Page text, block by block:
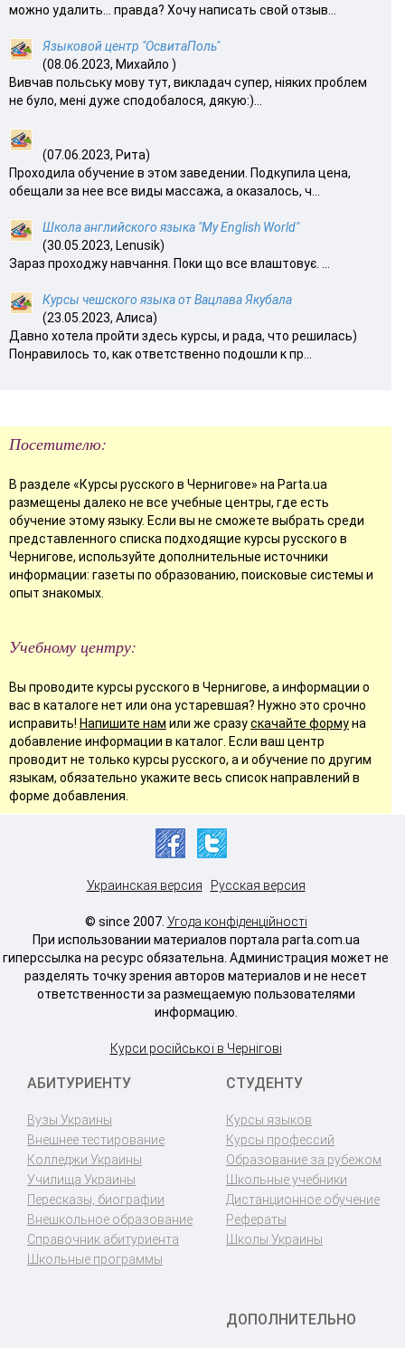
можно удалить… правда? Хочу написать свой отзыв...
Языковой центр "ОсвитаПоль"
(08.06.2023, Михайло )
Вивчав польську мову тут, викладач супер, ніяких проблем
не було, мені дуже сподобалося, дякую:)...
(07.06.2023, Рита)
Проходила обучение в этом заведении. Подкупила цена,
обещали за нее все виды массажа, а оказалось, ч...
Школа английского языка "My English World"
(30.05.2023, Lenusik)
Зараз проходжу навчання. Поки що все влаштовує. ...
Курсы чешского языка от Вацлава Якубала
(23.05.2023, Алиса)
Давно хотела пройти здесь курсы, и рада, что решилась)
Понравилось то, как ответственно подошли к пр...
Посетителю:
В разделе «Курсы русского в Чернигове» на Parta.ua
размещены далеко не все учебные центры, где есть
обучение этому языку. Если вы не сможете выбрать среди
представленного списка подходящие курсы русского в
Чернигове, используйте дополнительные источники
информации: газеты по образованию, поисковые системы и
опыт знакомых.
Учебному центру:
Вы проводите курсы русского в Чернигове, а информации о
вас в каталоге нет или она устаревшая? Нужно это срочно
исправить! Напишите нам или же сразускачайте формуна
добавление информации в каталог. Если ваш центр
проводит не только курсы русского, а и обучение по другим
языкам, обязательно укажите весь список направлений в
форме добавления.
Украинская версия Русская версия
© since 2007. Угода конфіденційності
При использовании материалов портала parta.com.ua
гиперссылка на ресурс обязательна. Администрация может не
разделять точку зрения авторов материалов и не несет
ответственности за размещаемую пользователями
информацию.
Курси російської в Чернігові
АБИТУРИЕНТУ
Вузы Украины
Внешнее тестирование
Колледжи Украины
Училища Украины
Пересказы, биографии
Внешкольное образование
Справочник абитуриента
Школьные программы
СТУДЕНТУ
Курсы языков
Курсы профессий
Образование за рубежом
Школьные учебники
Дистанционное обучение
Рефераты
Школы Украины
ДОПОЛНИТЕЛЬНО